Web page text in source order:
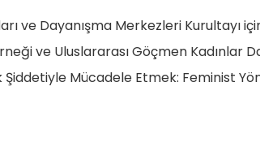
ve Dayanışma Merkezleri Kurultayı
ve Uluslararası Göçmen Kadınlar
Şiddetiyle Mücadele Etmek: Feminist